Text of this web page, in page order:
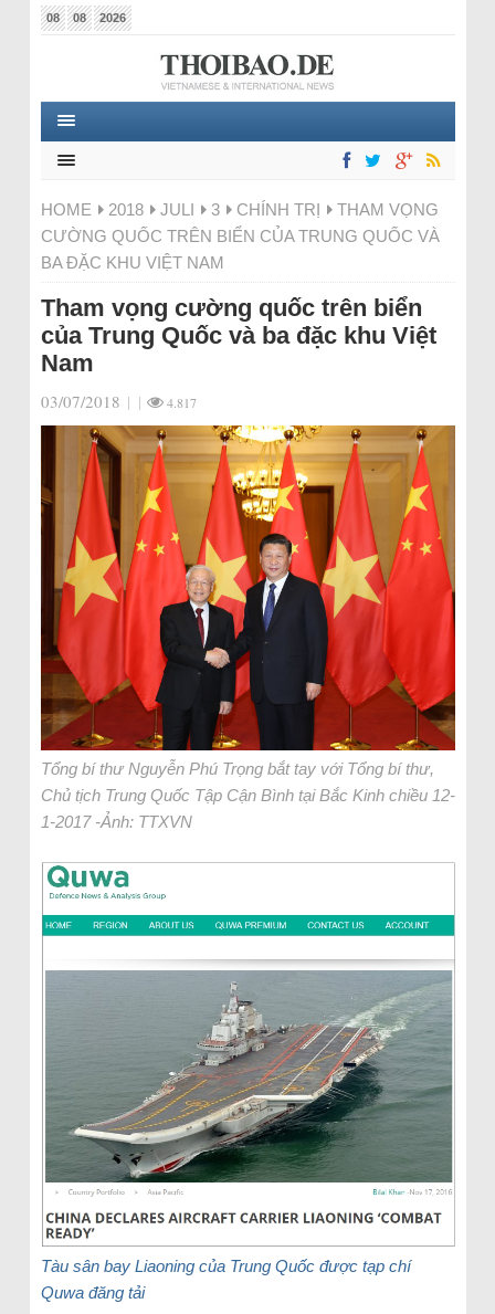
08 08 2026
HOME 2018 JULI 3 CHÍNH TRỊ
THAM VỌNG
CƯỜNG QUỐC TRÊN BIỂN CỦA TRUNG QUỐC VÀ
BA ĐẶC KHU VIỆT NAM
Tham vọng cường quốc trên biển
của Trung Quốc và ba đặc khu Việt
Nam
03/07/2018 | | 4.817
Tổng bí thư Nguyễn Phú Trọng bắt tay với Tổng bí thư,
Chủ tịch Trung Quốc Tập Cận Bình tại Bắc Kinh chiều 12-
1-2017 -Ảnh: TTXVN
Tàu sân bay Liaoning của Trung Quốc được tạp chí
Quwa đăng tải